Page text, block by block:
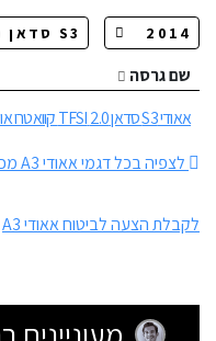
שם גרסה
אאודי S3 סדאן 2.0 TFSI קוואטרו אוטומט
לצפיה בכל דגמי אאודי A3 מכל השנים
לקבלת הצעה לביטוח אאודי A3